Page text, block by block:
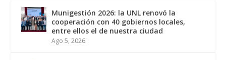
Munigestión 2026: la UNL renovó la
cooperación con 40 gobiernos locales,
entre ellos el de nuestra ciudad
Ago 5, 2026